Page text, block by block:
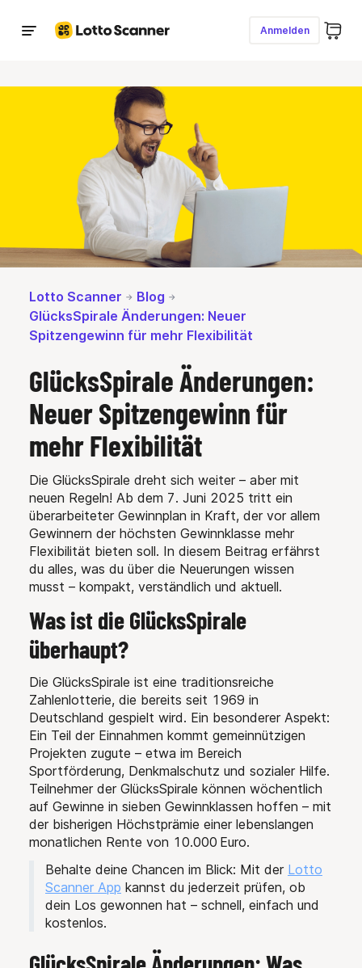
Anmelden
Lotto Scanner
Blog
GlücksSpirale Änderungen: Neuer
Spitzengewinn für mehr Flexibilität
GlücksSpirale Änderungen:
Neuer Spitzengewinn für
mehr Flexibilität
Die GlücksSpirale dreht sich weiter – aber mit
neuen Regeln! Ab dem 7. Juni 2025 tritt ein
überarbeiteter Gewinnplan in Kraft, der vor allem
Gewinnern der höchsten Gewinnklasse mehr
Flexibilität bieten soll. In diesem Beitrag erfährst
du alles, was du über die Neuerungen wissen
musst – kompakt, verständlich und aktuell.
Was ist die GlücksSpirale
überhaupt?
Die GlücksSpirale ist eine traditionsreiche
Zahlenlotterie, die bereits seit 1969 in
Deutschland gespielt wird. Ein besonderer Aspekt:
Ein Teil der Einnahmen kommt gemeinnützigen
Projekten zugute – etwa im Bereich
Sportförderung, Denkmalschutz und sozialer Hilfe.
Teilnehmer der GlücksSpirale können wöchentlich
auf Gewinne in sieben Gewinnklassen hoffen – mit
der bisherigen Höchstprämie einer lebenslangen
monatlichen Rente von 10.000 Euro.
Behalte deine Chancen im Blick: Mit der Lotto
Scanner App kannst du jederzeit prüfen, ob
dein Los gewonnen hat – schnell, einfach und
kostenlos.
Lotto spielen
LOTTO 6aus49
Jetzt Millionär werden
Eurojackpot
Jetzt Millionär werden
GlücksSpirale
Jackpot 1,2 Mio. € + 5k monatlich
Ziehungszahlen